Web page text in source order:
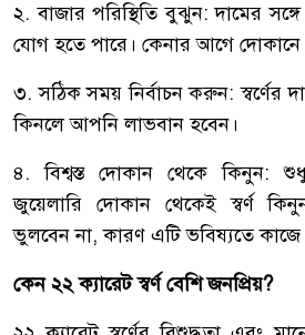
২. বাজার পরিস্থিতি বুঝুন: দামের
যোগ হতে পারে। কেনার আগে দোকানে
৩. সঠিক সময় নির্বাচন করুন:
কিনলে আপনি লাভবান হবেন।
৪. বিশ্বস্ত দোকান থেকে কিনুন:
জুয়েলারি দোকান থেকেই স্বর্ণ
ভুলবেন না, কারণ এটি ভবিষ্যতে কাজে
কেন ২২ ক্যারেট স্বর্ণ বেশি জনপ্রিয়?